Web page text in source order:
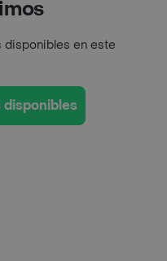
disponibles en este